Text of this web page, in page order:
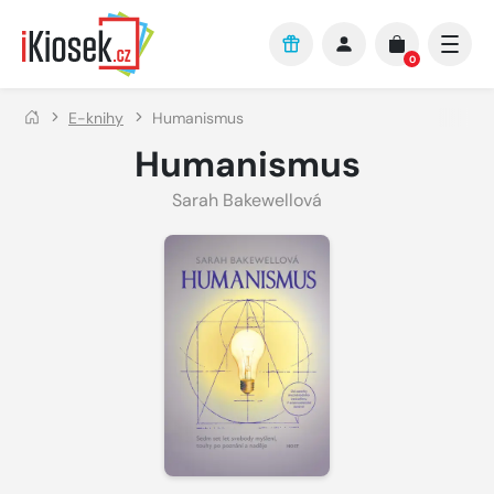
Přejít na hlavní obsah
0
E-knihy Humanismus
Humanismus
Sarah Bakewellová